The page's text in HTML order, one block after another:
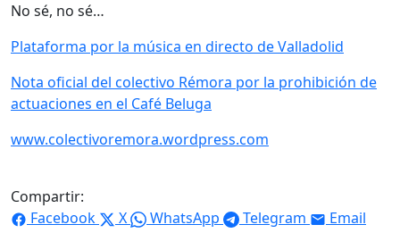
No sé, no sé…
Plataforma por la música en directo de Valladolid
Nota oficial del colectivo Rémora por la prohibición de
actuaciones en el Café Beluga
www.colectivoremora.wordpress.com
Compartir:
Facebook
X WhatsApp Telegram Email